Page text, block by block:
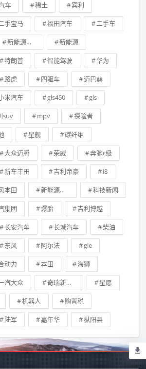
车 稀土 宾利
手宝马 福田汽车 二手车
新能源技术 新能源
特朗普 智能驾驶 华为
路虎 四驱车 迈巴赫
米汽车 gls450 gls
suv mpv 探险者
星舰 碳纤维
大众迈腾 荣威 奔驰c级
新车丰田 吉利帝豪 i8
本田 新能源车补贴 科技新闻
集团 爆胎 吉利博越
长安汽车 长城汽车 柴油
东风 阿尔法 gle
动力 本田 海狮
汽大众 奇瑞新能源汽车技术有限公司 星愿
机器人 购置税
陆军 嘉年华 枞阳县